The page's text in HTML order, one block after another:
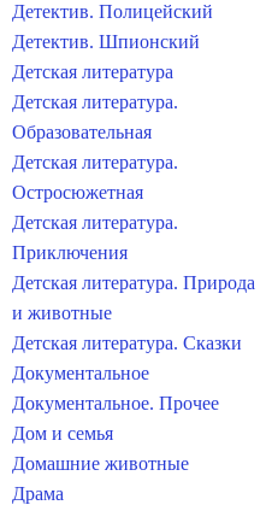
Детектив. Полицейский
Детектив. Шпионский
Детская литература
Детская литература.
Образовательная
Детская литература.
Остросюжетная
Детская литература.
Приключения
Детская литература. Природа
и животные
Детская литература. Сказки
Документальное
Документальное. Прочее
Дом и семья
Домашние животные
Драма